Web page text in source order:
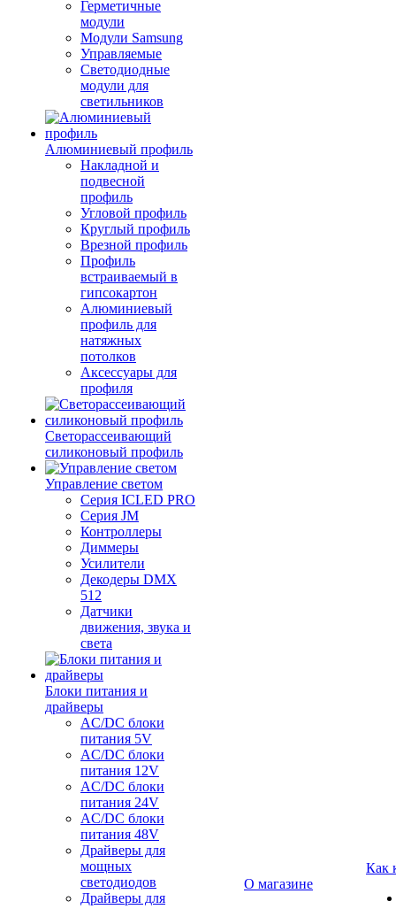
Герметичные
модули
Модули Samsung
Управляемые
Светодиодные
модули для
светильников
Алюминиевый профиль
Накладной и
подвесной
профиль
Угловой профиль
Круглый профиль
Врезной профиль
Профиль
встраиваемый в
гипсокартон
Алюминиевый
профиль для
натяжных
потолков
Аксессуары для
профиля
Светорассеивающий
силиконовый профиль
Управление светом
Серия ICLED PRO
Серия JM
Контроллеры
Диммеры
Усилители
Декодеры DMX
512
Датчики
движения, звука и
света
Блоки питания и
драйверы
AC/DC блоки
питания 5V
AC/DC блоки
питания 12V
AC/DC блоки
питания 24V
AC/DC блоки
питания 48V
Драйверы для
мощных
светодиодов
Драйверы для
О магазине
Как